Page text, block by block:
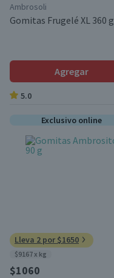
Ambrosoli
Gomitas Frugelé XL 360 g
Agregar
5.0
Exclusivo online
Lleva 2 por $1650
$9167 x kg
$1060